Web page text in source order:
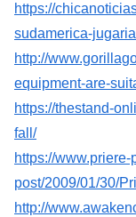
https://
sudamerica-
http://
equipment-are-
https://thestand-
fall/
https://
post/2009/01/30/
http://